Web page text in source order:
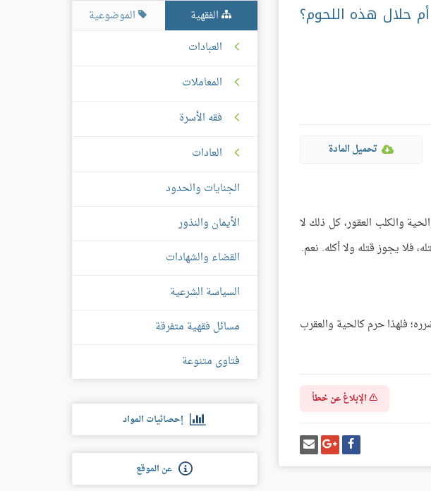
حلال هذه اللحوم؟
تحميل المادة
والكلب العقور، كل ذلك لا
فلا يجوز قتله ولا أكله. نعم.
فلهذا حرم كالحية والعقرب
الإبلاغ عن خطأ
شارك
على
فيسبوك
شارك
على
غوغل
بلس
إرسل
إيميل
الفقهية
الموضوعية
العبادات
المعاملات
فقه الأسرة
العادات
الجنايات والحدود
الأيمان والنذور
القضاء والشهادات
السياسة الشرعية
مسائل فقهية متفرقة
فتاوى متنوعة
إحصائيات المواد
عن الموقع